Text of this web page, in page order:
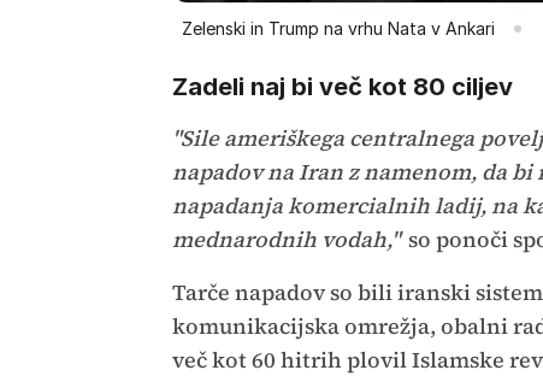
Zelenski in Trump na vrhu Nata v Ankari
Zadeli naj bi več kot 80 ciljev
"Sile ameriškega centralnega
napadov na Iran z namenom, da
napadanja komercialnih ladij, na
mednarodnih vodah,"so ponoči
Tarče napadov so bili iranski
komunikacijska omrežja, obalni
več kot 60 hitrih plovil Islamske